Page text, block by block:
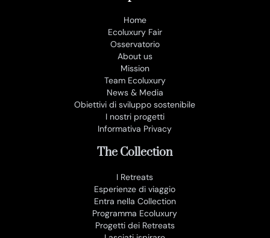
Home
Ecoluxury Fair
Osservatorio
About us
Mission
Team Ecoluxury
News & Media
Obiettivi di sviluppo sostenibile
I nostri progetti
Informativa Privacy
The Collection
I Retreats
Esperienze di viaggio
Entra nella Collection
Programma Ecoluxury
Progetti dei Retreats